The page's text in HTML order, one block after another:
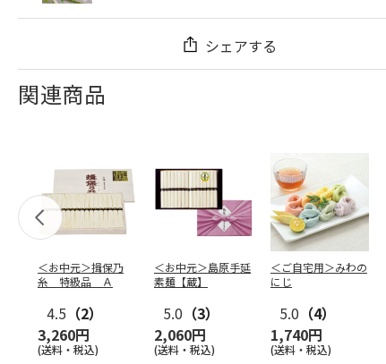
シェアする
関連商品
＜お中元＞揖保乃
糸 特級品 Ａ
4.5 （2）
3,260円
(送料・税込)
＜お中元＞島原手延
素麺【蔵】
5.0 （3）
2,060円
(送料・税込)
＜ご自宅用＞みわの
にじ
5.0 （4）
1,740円
(送料・税込)